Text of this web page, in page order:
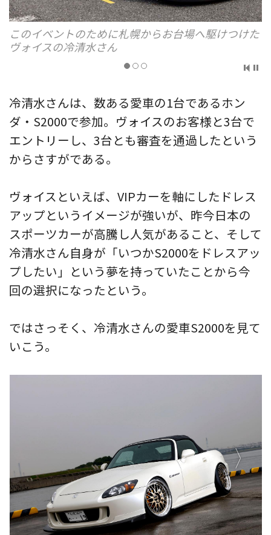
このイベントのために札幌からお台場へ駆けつけた
ヴォイスの冷清水さん
冷清水さんは、数ある愛車の1台であるホン
ダ・S2000で参加。ヴォイスのお客様と3台で
エントリーし、3台とも審査を通過したという
からさすがである。
ヴォイスといえば、VIPカーを軸にしたドレス
アップというイメージが強いが、昨今日本の
スポーツカーが高騰し人気があること、そして
冷清水さん自身が「いつかS2000をドレスアッ
プしたい」という夢を持っていたことから今
回の選択になったという。
ではさっそく、冷清水さんの愛車S2000を見て
いこう。